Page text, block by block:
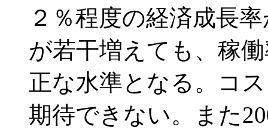
２％程度の経済成長
が若干増えても、稼
正な水準となる。コ
期待できない。また